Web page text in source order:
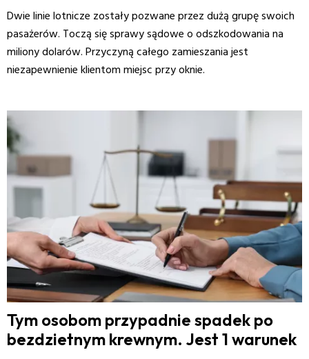
Dwie linie lotnicze zostały pozwane przez dużą grupę swoich
pasażerów. Toczą się sprawy sądowe o odszkodowania na
miliony dolarów. Przyczyną całego zamieszania jest
niezapewnienie klientom miejsc przy oknie.
Tym osobom przypadnie spadek po
bezdzietnym krewnym. Jest 1 warunek